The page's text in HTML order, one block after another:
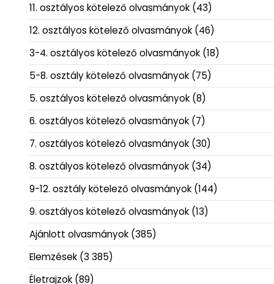
11. osztályos kötelező olvasmányok (43)
12. osztályos kötelező olvasmányok (46)
3-4. osztályos kötelező olvasmányok (18)
5-8. osztály kötelező olvasmányok (75)
5. osztályos kötelező olvasmányok (8)
6. osztályos kötelező olvasmányok (7)
7. osztályos kötelező olvasmányok (30)
8. osztályos kötelező olvasmányok (34)
9-12. osztály kötelező olvasmányok (144)
9. osztályos kötelező olvasmányok (13)
Ajánlott olvasmányok (385)
Elemzések (3 385)
Életrajzok (89)